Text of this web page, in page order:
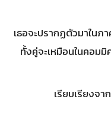
เธอจะปรากฏตัวมาใน
ทั้งคู่จะเหมือนในคอม
เรียบเรียงจา